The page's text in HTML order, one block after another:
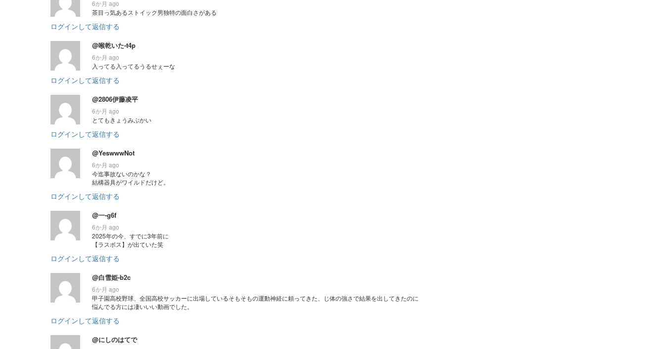
6か月 ago
茶目っ気あるストイック男独特の面白さがある
ログインして返信する
@喉乾いた-t4p
6か月 ago
入ってる入ってるうるせぇーな
ログインして返信する
@2806伊藤凌平
6か月 ago
とてもきょうみぶかい
ログインして返信する
@YeswwwNot
6か月 ago
今迄事故ないのかな？
結構器具がワイルドだけど。
ログインして返信する
@一-g6f
6か月 ago
2025年の今、すでに3年前に
【ラスボス】が出ていた笑
ログインして返信する
@白雪姫-b2c
6か月 ago
甲子園高校野球、全国高校サッカーに出場しているそもそもの運動神経に頼ってきた、じ体の強さで結果を出してきたのに
悩んでる方には凄いいい動画でした。
ログインして返信する
@にしのはてで